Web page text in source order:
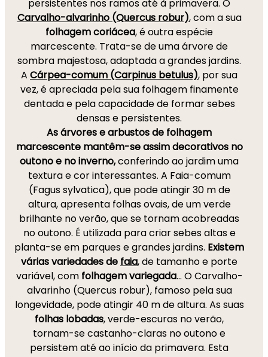
persistentes nos ramos até à primavera. O
Carvalho-alvarinho (Quercus robur), com a sua
folhagem coriácea, é outra espécie
marcescente. Trata-se de uma árvore de
sombra majestosa, adaptada a grandes jardins.
A Cárpea-comum (Carpinus betulus), por sua
vez, é apreciada pela sua folhagem finamente
dentada e pela capacidade de formar sebes
densas e persistentes.
As árvores e arbustos de folhagem
marcescente mantêm-se assim decorativos no
outono e no inverno,conferindo ao jardim uma
textura e cor interessantes. A Faia-comum
(Fagus sylvatica), que pode atingir 30 m de
altura, apresenta folhas ovais, de um verde
brilhante no verão, que se tornam acobreadas
no outono. É utilizada para criar sebes altas e
planta-se em parques e grandes jardins. Existem
várias variedades de faia, de tamanho e porte
variável, com folhagem variegada... O Carvalho-
alvarinho (Quercus robur), famoso pela sua
longevidade, pode atingir 40 m de altura. As suas
folhas lobadas, verde-escuras no verão,
tornam-se castanho-claras no outono e
persistem até ao início da primavera. Esta